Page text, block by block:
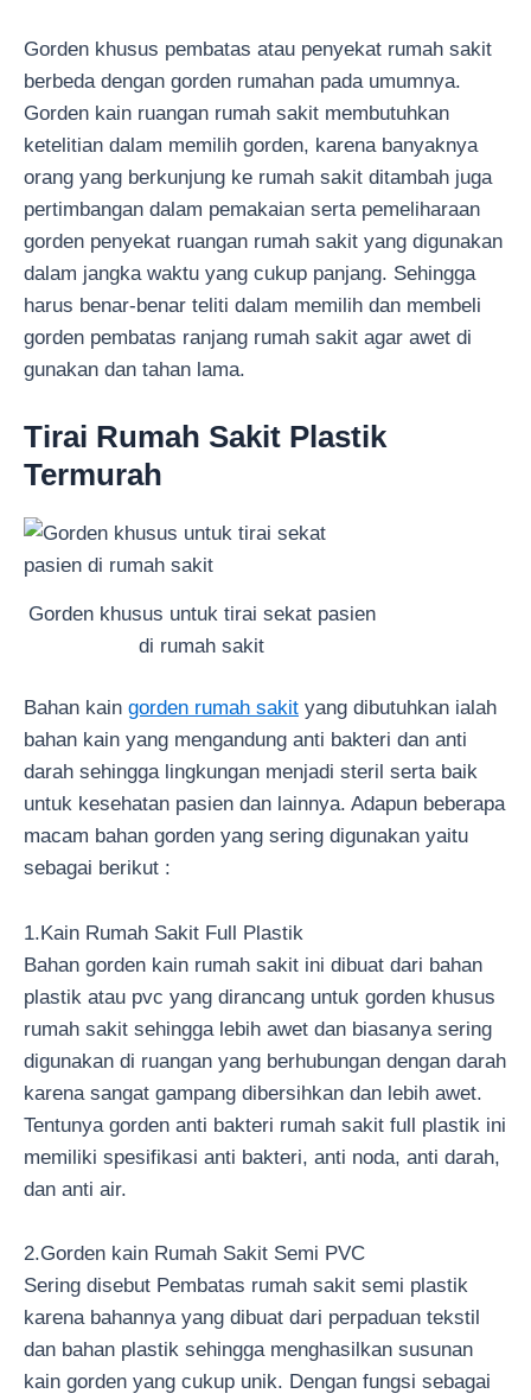
Gorden khusus pembatas atau penyekat rumah sakit
berbeda dengan gorden rumahan pada umumnya.
Gorden kain ruangan rumah sakit membutuhkan
ketelitian dalam memilih gorden, karena banyaknya
orang yang berkunjung ke rumah sakit ditambah juga
pertimbangan dalam pemakaian serta pemeliharaan
gorden penyekat ruangan rumah sakit yang digunakan
dalam jangka waktu yang cukup panjang. Sehingga
harus benar-benar teliti dalam memilih dan membeli
gorden pembatas ranjang rumah sakit agar awet di
gunakan dan tahan lama.
Tirai Rumah Sakit Plastik
Termurah
Gorden khusus untuk tirai sekat pasien
di rumah sakit
Bahan kain gorden rumah sakit yang dibutuhkan ialah
bahan kain yang mengandung anti bakteri dan anti
darah sehingga lingkungan menjadi steril serta baik
untuk kesehatan pasien dan lainnya. Adapun beberapa
macam bahan gorden yang sering digunakan yaitu
sebagai berikut :
1.Kain Rumah Sakit Full Plastik
Bahan gorden kain rumah sakit ini dibuat dari bahan
plastik atau pvc yang dirancang untuk gorden khusus
rumah sakit sehingga lebih awet dan biasanya sering
digunakan di ruangan yang berhubungan dengan darah
karena sangat gampang dibersihkan dan lebih awet.
Tentunya gorden anti bakteri rumah sakit full plastik ini
memiliki spesifikasi anti bakteri, anti noda, anti darah,
dan anti air.
2.Gorden kain Rumah Sakit Semi PVC
Sering disebut Pembatas rumah sakit semi plastik
karena bahannya yang dibuat dari perpaduan tekstil
dan bahan plastik sehingga menghasilkan susunan
kain gorden yang cukup unik. Dengan fungsi sebagai